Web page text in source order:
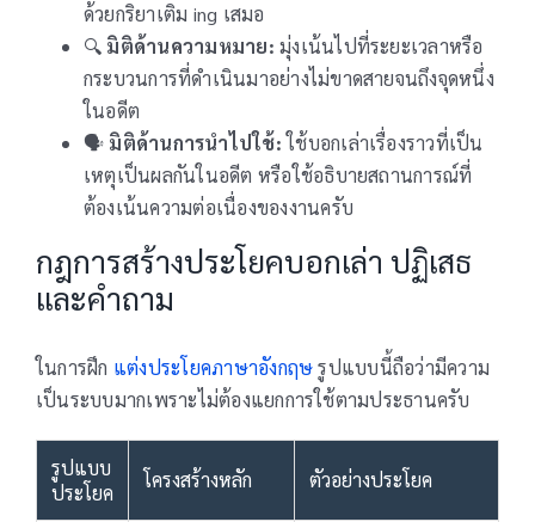
ด้วยกริยาเติม ing เสมอ
🔍 มิติด้านความหมาย: มุ่งเน้นไปที่ระยะเวลาหรือ
กระบวนการที่ดำเนินมาอย่างไม่ขาดสายจนถึงจุดหนึ่ง
ในอดีต
🗣️ มิติด้านการนำไปใช้:ใช้บอกเล่าเรื่องราวที่เป็น
เหตุเป็นผลกันในอดีต หรือใช้อธิบายสถานการณ์ที่
ต้องเน้นความต่อเนื่องของงานครับ
กฎการสร้างประโยคบอกเล่า ปฏิเสธ
และคำถาม
ในการฝึก แต่งประโยคภาษาอังกฤษรูปแบบนี้ถือว่ามีความ
เป็นระบบมากเพราะไม่ต้องแยกการใช้ตามประธานครับ
รูปแบบ
ประโยค
โครงสร้างหลัก ตัวอย่างประโยค